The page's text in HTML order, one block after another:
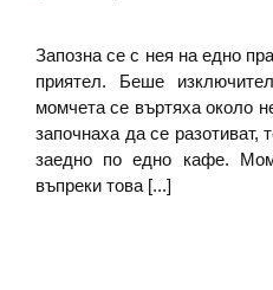
Запозна се с нея на едно
приятел. Беше
момчета се въртяха около
започнаха да се
заедно по едно кафе.
въпреки това [...]